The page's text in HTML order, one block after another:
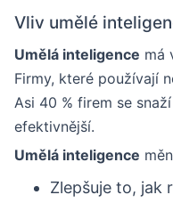
Vliv umělé
Umělá inteligence má
Firmy, které používají
Asi 40 % firem se
efektivnější.
Umělá inteligence
Zlepšuje to, jak